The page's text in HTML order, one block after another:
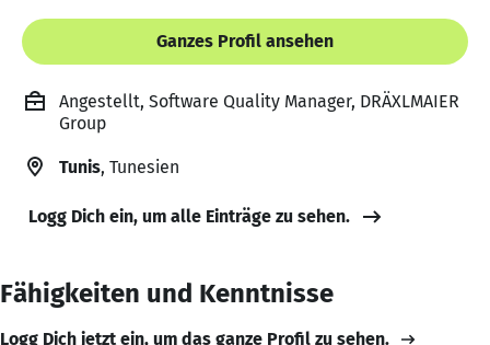
Ganzes Profil ansehen
Angestellt, Software Quality Manager, DRÄXLMAIER
Group
Tunis, Tunesien
Logg Dich ein, um alle Einträge zu sehen.
Fähigkeiten und Kenntnisse
Logg Dich jetzt ein, um das ganze Profil zu sehen.